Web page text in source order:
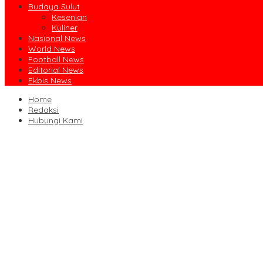
Budaya Sulut
Kesenian
Kuliner
Nasional News
World News
Football News
Editorial News
Ekbis News
Home
Redaksi
Hubungi Kami